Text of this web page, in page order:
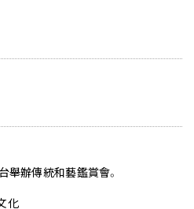
舉辦傳統和藝鑑賞會。
化